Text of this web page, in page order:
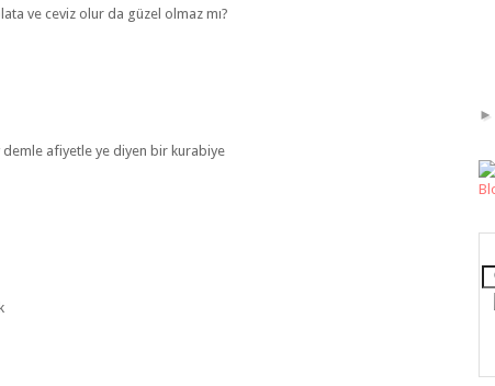
ve ceviz olur da güzel olmaz mı?
afiyetle ye diyen bir kurabiye
►